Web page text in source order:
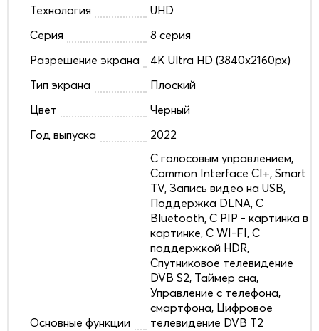
Технология
UHD
Серия
8 серия
Разрешение экрана
4K Ultra HD (3840x2160px)
Тип экрана
Плоский
Цвет
Черный
Год выпуска
2022
Основные функции
C голосовым управлением,
Common Interface CI+, Smart
TV, Запись видео на USB,
Поддержка DLNA, С
Bluetooth, С PIP - картинка в
картинке, С WI-FI, С
поддержкой HDR,
Спутниковое телевидение
DVB S2, Таймер сна,
Управление с телефона,
смартфона, Цифровое
телевидение DVB T2